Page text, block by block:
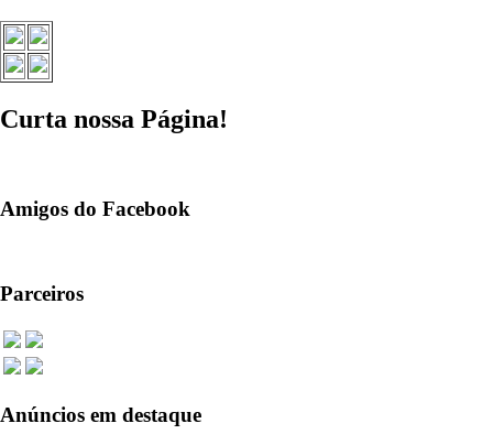
Curta nossa Página!
Amigos do Facebook
Parceiros
Anúncios em destaque